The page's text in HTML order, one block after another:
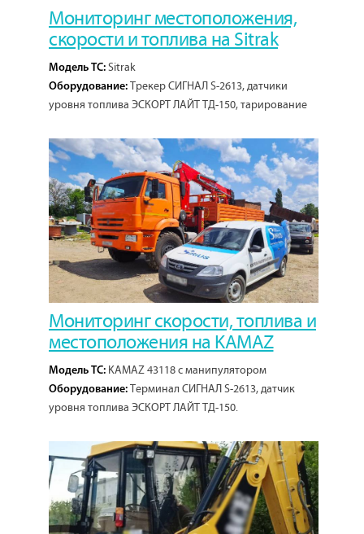
Мониторинг местоположения,
скорости и топлива на Sitrak
Модель ТС: Sitrak
Оборудование: Трекер СИГНАЛ S-2613, датчики
уровня топлива ЭСКОРТ ЛАЙТ ТД-150, тарирование
Кол-во проектов:1
Мониторинг скорости, топлива и
местоположения на KAMAZ
Модель ТС: KAMAZ 43118 с манипулятором
Оборудование: Терминал СИГНАЛ S-2613, датчик
уровня топлива ЭСКОРТ ЛАЙТ ТД-150.